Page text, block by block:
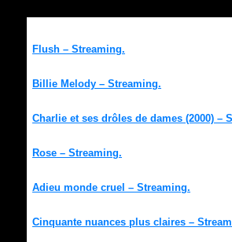
Flush – Streaming.
Billie Melody – Streaming.
Charlie et ses drôles de dames (2000) –
Rose – Streaming.
Adieu monde cruel – Streaming.
Cinquante nuances plus claires –